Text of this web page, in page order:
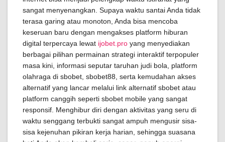
sangat menyenangkan. Supaya waktu santai Anda tidak
terasa garing atau monoton, Anda bisa mencoba
keseruan baru dengan mengakses platform hiburan
digital terpercaya lewat ijobet.pro yang menyediakan
berbagai pilihan permainan strategi interaktif terpopuler
masa kini, informasi seputar taruhan judi bola, platform
olahraga di sbobet, sbobet88, serta kemudahan akses
alternatif yang lancar melalui link alternatif sbobet atau
platform canggih seperti sbobet mobile yang sangat
responsif. Menghibur diri dengan aktivitas yang seru di
waktu senggang terbukti sangat ampuh mengusir sisa-
sisa kejenuhan pikiran kerja harian, sehingga suasana